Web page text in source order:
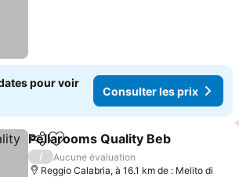
pour voir
Consulter les prix
PartagerAjouter à mes favoris
Pellarooms Quality Beb
/
Aucune évaluation
Reggio Calabria, à 16.1 km de : Melito di